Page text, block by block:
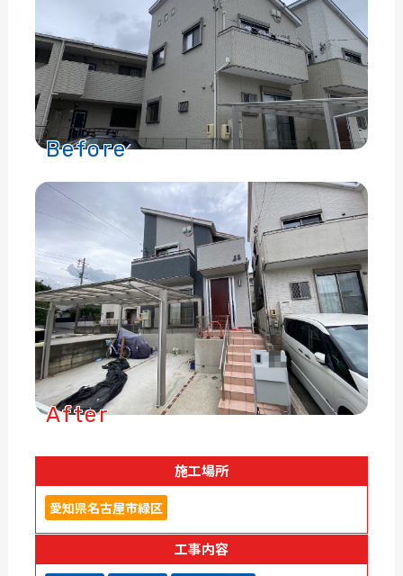
Before
After
施工場所
愛知県名古屋市緑区
工事内容